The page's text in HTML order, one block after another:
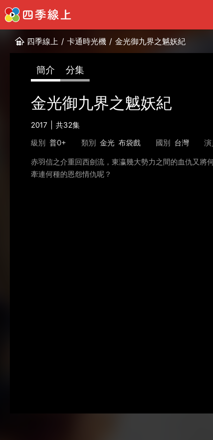
四季線上 / 卡通時光機 / 金光御九界之魆妖紀
簡介 分集
金光御九界之魆妖紀
2017
共32集
級別 普0+ 類別 金光 布袋戲 國別 台灣 演
赤羽信之介重回西劍流，東瀛幾大勢力之間的血仇又將
牽連何種的恩怨情仇呢？